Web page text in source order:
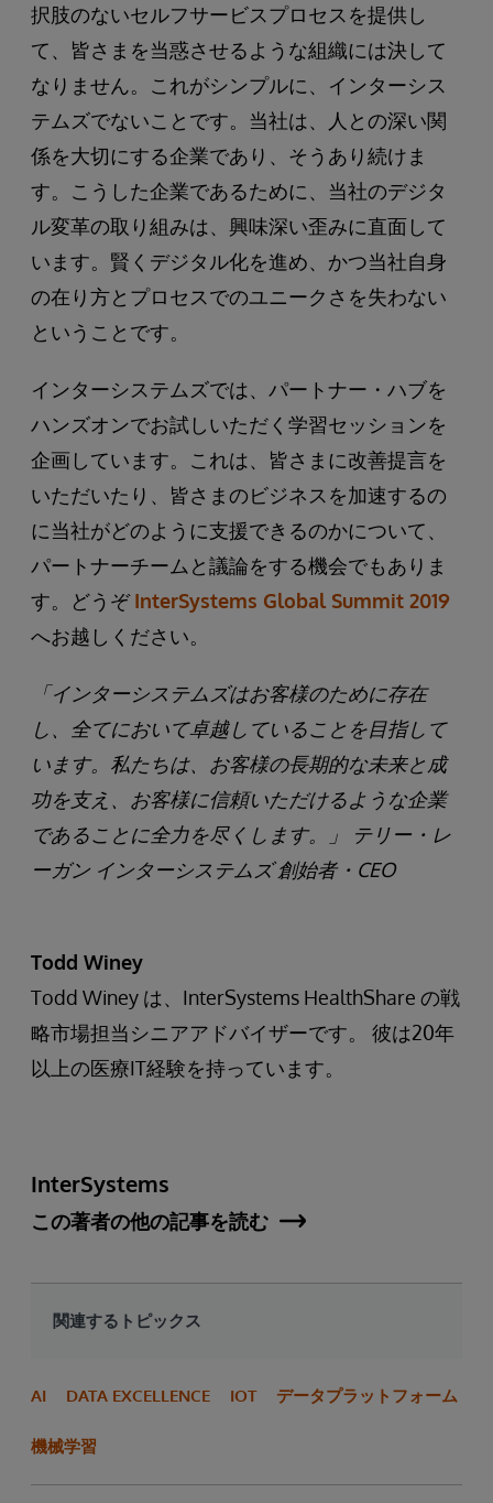
択肢のないセルフサービスプロセスを提供し
て、皆さまを当惑させるような組織には決して
なりません。これがシンプルに、インターシス
テムズでないことです。当社は、人との深い関
係を大切にする企業であり、そうあり続けま
す。こうした企業であるために、当社のデジタ
ル変革の取り組みは、興味深い歪みに直面して
います。賢くデジタル化を進め、かつ当社自身
の在り方とプロセスでのユニークさを失わない
ということです。
インターシステムズでは、パートナー・ハブを
ハンズオンでお試しいただく学習セッションを
企画しています。これは、皆さまに改善提言を
いただいたり、皆さまのビジネスを加速するの
に当社がどのように支援できるのかについて、
パートナーチームと議論をする機会でもありま
す。どうぞInterSystems Global Summit 2019
へお越しください。
「インターシステムズはお客様のために存在
し、全てにおいて卓越していることを目指して
います。私たちは、お客様の長期的な未来と成
功を支え、お客様に信頼いただけるような企業
であることに全力を尽くします。」 テリー・レ
ーガン インターシステムズ 創始者・CEO
Todd Winey
Todd Winey は、InterSystems HealthShare の戦
略市場担当シニアアドバイザーです。 彼は20年
以上の医療IT経験を持っています。
InterSystems
この著者の他の記事を読む
関連するトピックス
AI DATA EXCELLENCE IOT データプラットフォーム
機械学習